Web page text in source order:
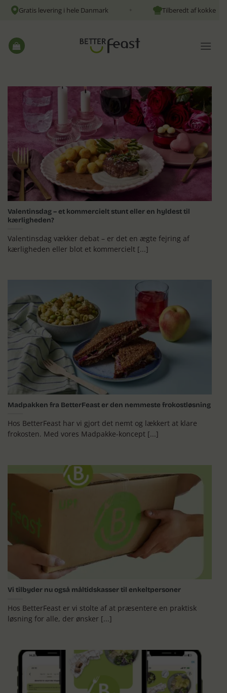
Fortsæt
Gratis levering i hele Danmark Tilberedt af kokke
Valentinsdag – et kommercielt stunt eller en hyldest til
kærligheden?
Valentinsdag vækker debat – er det en ægte fejring af
kærligheden eller blot et kommercielt [...]
Madpakken fra BetterFeast er den nemmeste frokostløsning
Hos BetterFeast har vi gjort det nemt og lækkert at klare
frokosten. Med vores Madpakke-koncept [...]
Vi tilbyder nu også måltidskasser til enkeltpersoner
Hos BetterFeast er vi stolte af at præsentere en praktisk
løsning for alle, der ønsker [...]